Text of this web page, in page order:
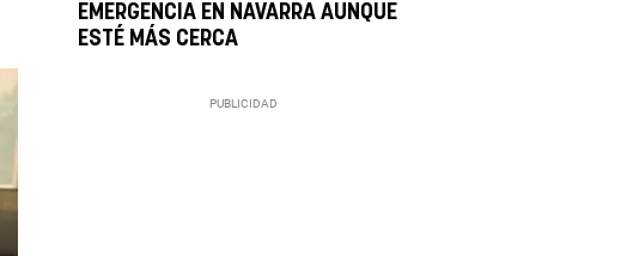
EMERGENCIA EN NAVARRA AUNQUE
ESTÉ MÁS CERCA